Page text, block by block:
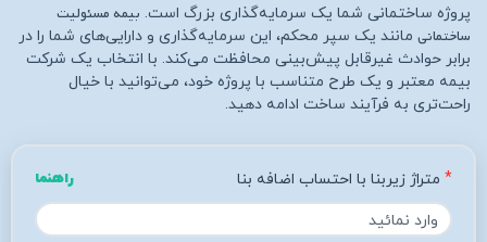
پروژه ساختمانی شما یک سرمایه‌گذاری بزرگ است. بیمه مسئولیت
ساختمانی مانند یک سپر محکم، این سرمایه‌گذاری و دارایی‌های شما را در
برابر حوادث غیرقابل پیش‌بینی محافظت می‌کند. با انتخاب یک شرکت
بیمه معتبر و یک طرح متناسب با پروژه خود، می‌توانید با خیال
راحت‌تری به فرآیند ساخت ادامه دهید.
متراژ زیربنا با احتساب اضافه بنا راهنما